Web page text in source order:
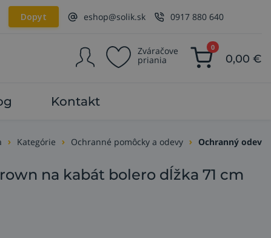
Dopyt eshop@solik.sk 0917 880 640
Zváračove
priania
0
0,00 €
Kontakt
Kategórie Ochranné pomôcky a odevy Ochranný odev
na kabát bolero dĺžka 71 cm